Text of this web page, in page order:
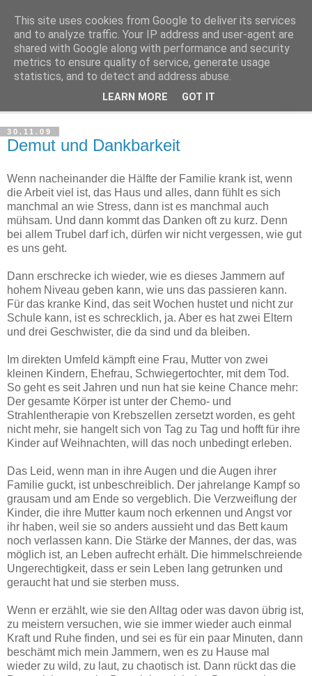
Haltungsturnen
Niveau sieht nur von unten aus wie Arroganz.
30.11.09
Demut und Dankbarkeit
Wenn nacheinander die Hälfte der Familie krank ist, wenn
die Arbeit viel ist, das Haus und alles, dann fühlt es sich
manchmal an wie Stress, dann ist es manchmal auch
mühsam. Und dann kommt das Danken oft zu kurz. Denn
bei allem Trubel darf ich, dürfen wir nicht vergessen, wie gut
es uns geht.
Dann erschrecke ich wieder, wie es dieses Jammern auf
hohem Niveau geben kann, wie uns das passieren kann.
Für das kranke Kind, das seit Wochen hustet und nicht zur
Schule kann, ist es schrecklich, ja. Aber es hat zwei Eltern
und drei Geschwister, die da sind und da bleiben.
Im direkten Umfeld kämpft eine Frau, Mutter von zwei
kleinen Kindern, Ehefrau, Schwiegertochter, mit dem Tod.
So geht es seit Jahren und nun hat sie keine Chance mehr:
Der gesamte Körper ist unter der Chemo- und
Strahlentherapie von Krebszellen zersetzt worden, es geht
nicht mehr, sie hangelt sich von Tag zu Tag und hofft für ihre
Kinder auf Weihnachten, will das noch unbedingt erleben.
Das Leid, wenn man in ihre Augen und die Augen ihrer
Familie guckt, ist unbeschreiblich. Der jahrelange Kampf so
grausam und am Ende so vergeblich. Die Verzweiflung der
Kinder, die ihre Mutter kaum noch erkennen und Angst vor
ihr haben, weil sie so anders aussieht und das Bett kaum
noch verlassen kann. Die Stärke der Mannes, der das, was
möglich ist, an Leben aufrecht erhält. Die himmelschreiende
Ungerechtigkeit, dass er sein Leben lang getrunken und
geraucht hat und sie sterben muss.
Wenn er erzählt, wie sie den Alltag oder was davon übrig ist,
zu meistern versuchen, wie sie immer wieder auch einmal
Kraft und Ruhe finden, und sei es für ein paar Minuten, dann
beschämt mich mein Jammern, wen es zu Hause mal
wieder zu wild, zu laut, zu chaotisch ist. Dann rückt das die
This site uses cookies from Google to deliver its services
and to analyze traffic. Your IP address and user-agent are
shared with Google along with performance and security
metrics to ensure quality of service, generate usage
statistics, and to detect and address abuse.
LEARN MORE GOT IT